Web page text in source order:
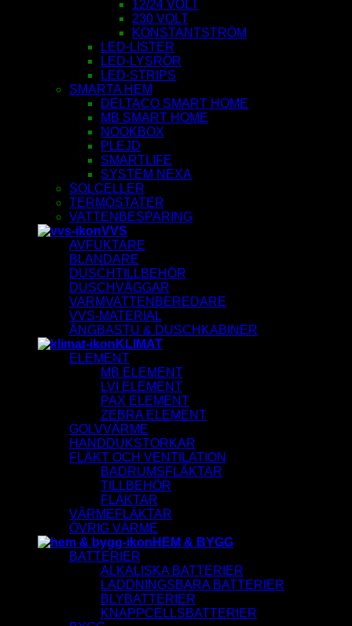
12/24 VOLT
230 VOLT
KONSTANTSTRÖM
LED-LISTER
LED-LYSRÖR
LED-STRIPS
SMARTA HEM
DELTACO SMART HOME
MB SMART HOME
NOOKBOX
PLEJD
SMARTLIFE
SYSTEM NEXA
SOLCELLER
TERMOSTATER
VATTENBESPARING
VVS
AVFUKTARE
BLANDARE
DUSCHTILLBEHÖR
DUSCHVÄGGAR
VARMVATTENBEREDARE
VVS-MATERIAL
ÅNGBASTU & DUSCHKABINER
KLIMAT
ELEMENT
MB ELEMENT
LVI ELEMENT
PAX ELEMENT
ZEBRA ELEMENT
GOLVVÄRME
HANDDUKSTORKAR
FLÄKT OCH VENTILATION
BADRUMSFLÄKTAR
TILLBEHÖR
FLÄKTAR
VÄRMEFLÄKTAR
ÖVRIG VÄRME
HEM & BYGG
BATTERIER
ALKALISKA BATTERIER
LADDNINGSBARA BATTERIER
BLYBATTERIER
KNAPPCELLSBATTERIER